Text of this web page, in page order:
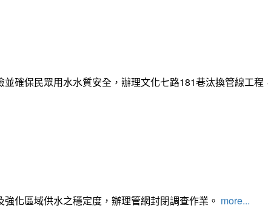
確保民眾用水水質安全，辦理文化七路181巷汰換管線工
化區域供水之穩定度，辦理管網封閉調查作業。 more...